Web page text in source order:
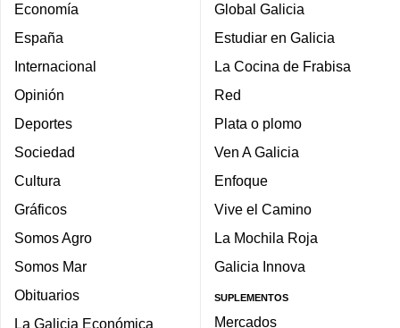
Economía
España
Internacional
Opinión
Deportes
Sociedad
Cultura
Gráficos
Somos Agro
Somos Mar
Obituarios
La Galicia Económica
Global Galicia
Estudiar en Galicia
La Cocina de Frabisa
Red
Plata o plomo
Ven A Galicia
Enfoque
Vive el Camino
La Mochila Roja
Galicia Innova
SUPLEMENTOS
Mercados